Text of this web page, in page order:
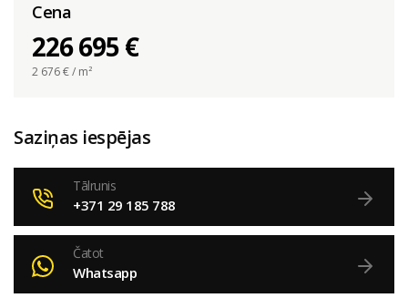
Cena
226 695 €
2 676€ / m²
Saziņas iespējas
Tālrunis
+371 29 185 788
Čatot
Whatsapp